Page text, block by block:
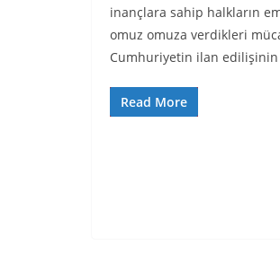
inançlara sahip halkların
omuz omuza verdikleri
Cumhuriyetin ilan edilişinin
Read More